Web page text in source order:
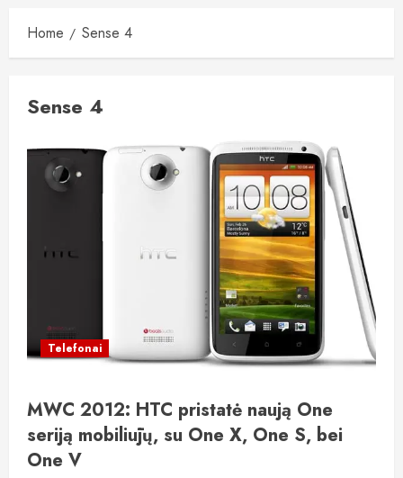
Home Sense 4
Sense 4
Telefonai
MWC 2012: HTC pristatė naują One
seriją mobiliūjų, su One X, One S, bei
One V